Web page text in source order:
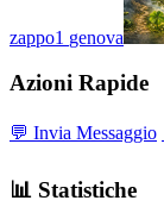
zappo1 genova
Azioni Rapide
💬 Invia Messaggio
📊 Statistiche